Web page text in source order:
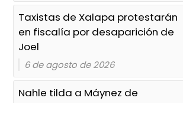
Coscomatepec: primo balea a
dos hermanos; uno muere
Ayer, 4:59 PM
Taxistas de Xalapa protestarán
en fiscalía por desaparición de
Joel
6 de agosto de 2026
Nahle tilda a Máynez de